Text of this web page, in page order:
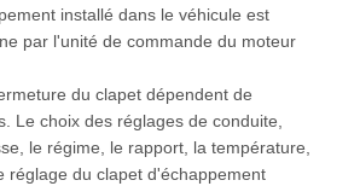
installé dans le véhicule est
par l'unité de commande du moteur
du clapet dépendent de
Le choix des réglages de conduite,
le régime, le rapport, la température,
réglage du clapet d'échappement